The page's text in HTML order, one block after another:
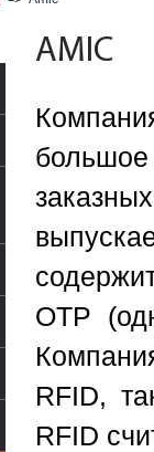
AMIC
OTP
RFID,
RFID